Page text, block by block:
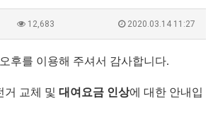
12,683 2020.03.14 11:27
후를 이용해 주셔서 감사합니다.
거 교체 및 대여요금 인상에 대한 안내입